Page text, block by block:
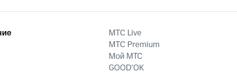
MTС Live
MTС Premium
Мой МТС
GOOD’OK